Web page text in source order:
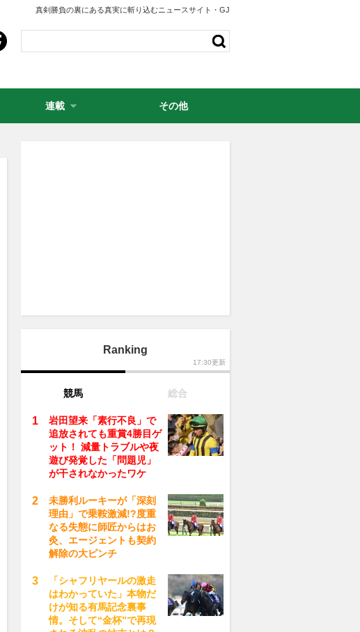
真剣勝負の裏にある真実に斬り込むニュースサイト・GJ
Ranking
17:30更新
競馬 総合
岩田望来「素行不良」で
追放されても重賞4勝目ゲ
ット！ 減量トラブルや夜
遊び発覚した「問題児」
が干されなかったワケ
未勝利ルーキーが「深刻
理由」で乗鞍激減!?度重
なる失態に師匠からはお
灸、エージェントも契約
解除の大ピンチ
「シャフリヤールの激走
はわかっていた」本物だ
けが知る有馬記念裏事
情。そして“金杯”で再現
連載 その他